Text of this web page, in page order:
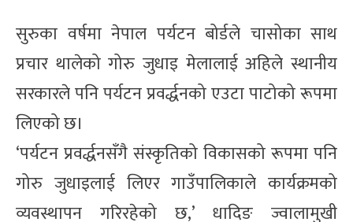
सुरुका वर्षमा नेपाल पर्यटन बोर्डले चासोका साथ
प्रचार थालेको गोरु जुधाइ मेलालाई अहिले स्थानीय
सरकारले पनि पर्यटन प्रवर्द्धनको एउटा पाटोको रूपमा
लिएको छ।
‘पर्यटन प्रवर्द्धनसँगै संस्कृतिको विकासको रूपमा पनि
गोरु जुधाइलाई लिएर गाउँपालिकाले कार्यक्रमको
व्यवस्थापन गरिरहेको छ,’ धादिङ ज्वालामुखी